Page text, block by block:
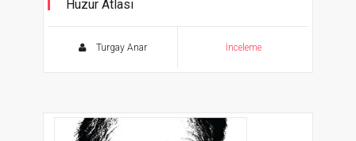
Huzur Atlası
Okuma Atlası
Turgay Anar İnceleme